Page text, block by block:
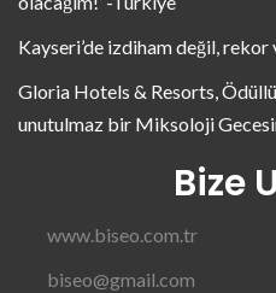
Kayseri’de izdiham değil,
Gloria Hotels & Resorts,
unutulmaz bir Miksoloji
Bize
www.biseo.com.tr
biseo@gmail.com